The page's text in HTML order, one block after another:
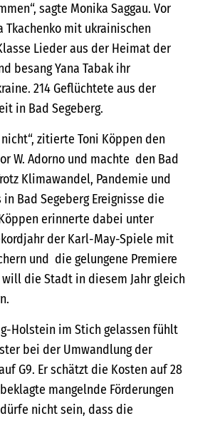
sagte Monika Saggau. Vor
Tkachenko mit ukrainischen
Lieder aus der Heimat der
besang Yana Tabak ihr
214 Geflüchtete aus der
in Bad Segeberg.
zitierte Toni Köppen den
W. Adorno und machte den Bad
Klimawandel, Pandemie und
Bad Segeberg Ereignisse die
erinnerte dabei unter
der Karl-May-Spiele mit
und die gelungene Premiere
will die Stadt in diesem Jahr gleich
Holstein im Stich gelassen fühlt
bei der Umwandlung der
G9. Er schätzt die Kosten auf 28
mangelnde Förderungen
nicht sein, dass die